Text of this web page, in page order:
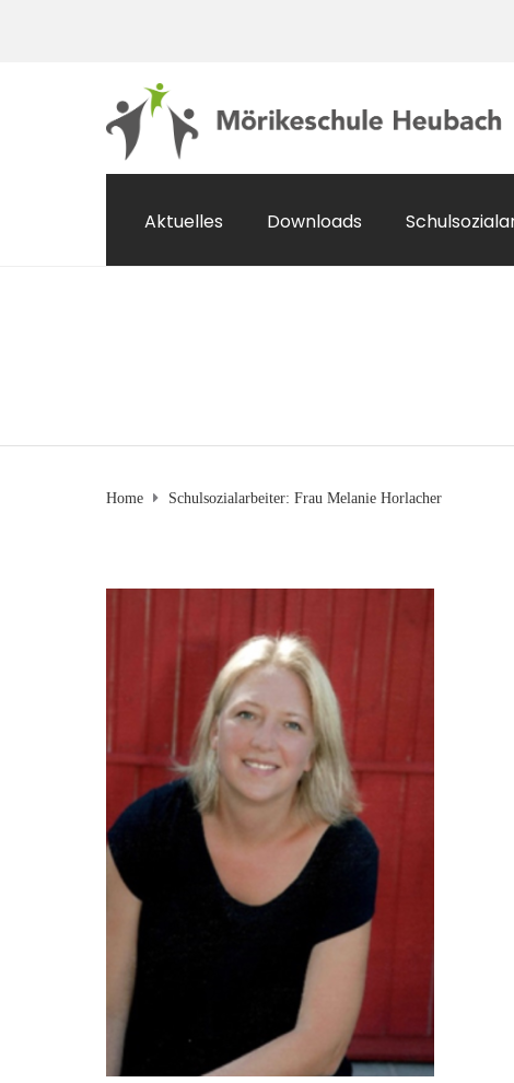
Aktuelles Downloads
Home Schulsozialarbeiter: Frau Melanie Horlacher